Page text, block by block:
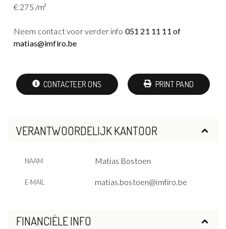
€ 275 /m²
Neem contact voor verder info 051 21 11 11 of
matias@imfiro.be
CONTACTEER ONS PRINT PAND
VERANTWOORDELIJK KANTOOR
NAAM Matias Bostoen
E-MAIL matias.bostoen@imfiro.be
FINANCIËLE INFO